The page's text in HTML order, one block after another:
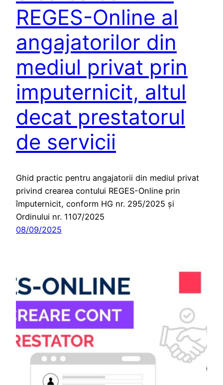
REGES-Online al
angajatorilor din
mediul privat prin
imputernicit, altul
decat prestatorul
de servicii
Ghid practic pentru angajatorii din mediul privat
privind crearea contului REGES-Online prin
împuternicit, conform HG nr. 295/2025 și
Ordinului nr. 1107/2025
08/09/2025